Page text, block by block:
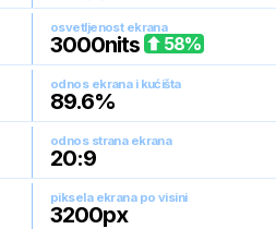
osvetljenost ekrana
3000nits 58%
odnos ekrana i kućišta
89.6%
odnos strana ekrana
20:9
piksela ekrana po visini
3200px